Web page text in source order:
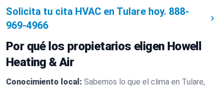
Solicita tu cita HVAC en Tulare hoy. 888-
969-4966
Por qué los propietarios eligen Howell
Heating & Air
Conocimiento local: Sabemos lo que el clima en Tulare,